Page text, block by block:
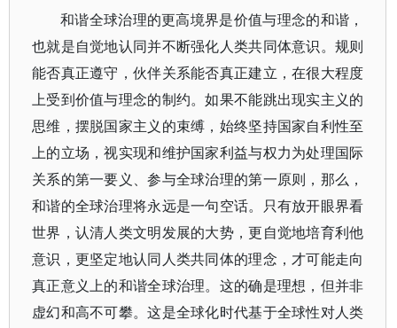
和谐全球治理的更高境界是价值与理念的和谐，
也就是自觉地认同并不断强化人类共同体意识。规则
能否真正遵守，伙伴关系能否真正建立，在很大程度
上受到价值与理念的制约。如果不能跳出现实主义的
思维，摆脱国家主义的束缚，始终坚持国家自利性至
上的立场，视实现和维护国家利益与权力为处理国际
关系的第一要义、参与全球治理的第一原则，那么，
和谐的全球治理将永远是一句空话。只有放开眼界看
世界，认清人类文明发展的大势，更自觉地培育利他
意识，更坚定地认同人类共同体的理念，才可能走向
真正意义上的和谐全球治理。这的确是理想，但并非
虚幻和高不可攀。这是全球化时代基于全球性对人类